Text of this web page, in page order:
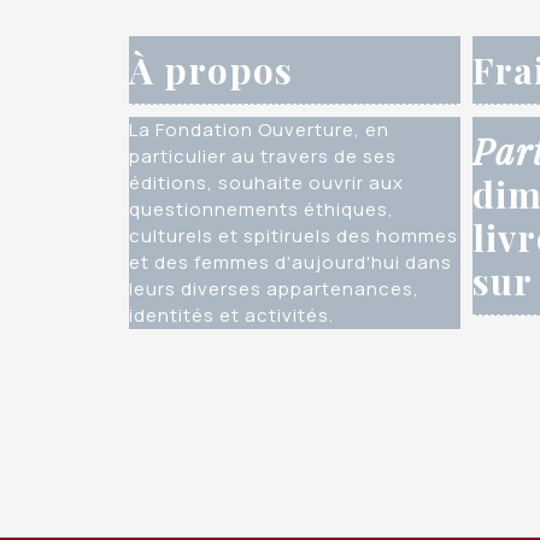
À propos
La Fondation Ouverture, en
particulier au travers de ses
éditions, souhaite ouvrir aux
questionnements éthiques,
culturels et spitiruels des hommes
et des femmes d'aujourd'hui dans
leurs diverses appartenances,
identités et activités.
sur